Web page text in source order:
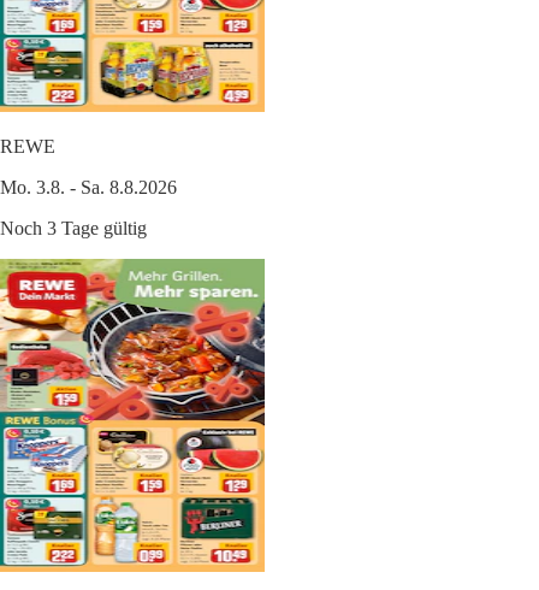
REWE
Mo. 3.8. - Sa. 8.8.2026
Noch 3 Tage gültig